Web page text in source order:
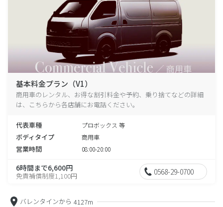
基本料金プラン（V1）
商用車のレンタル、お得な割引料金や予約、乗り捨てなどの詳細
は、こちらから各店舗にお電話ください。
代表車種 プロボックス 等
ボディタイプ 商用車
営業時間 08:00-20:00
6時間まで6,600円
免責補償制度1,100円 0568-29-0700
バレンタインから 4127m